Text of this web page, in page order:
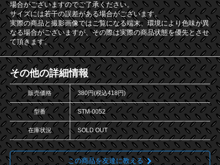
場合がございますのでご了承ください。
サイズには若干の誤差がある場合がございます。
実際の商品と撮影画像ではご覧になる端末、環境により色味が異
なる場合がございますが、その際は実際の商品状態を優先とさせ
て頂きます。
その他の詳細情報
販売価格 380円(税込418円)
型番 STM-0052
在庫状況 SOLD OUT
この商品を友達に教える